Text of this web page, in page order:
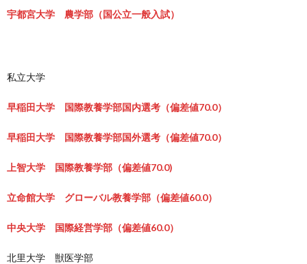
宇都宮大学 農学部（国公立一般入試）
私立大学
早稲田大学 国際教養学部国内選考（偏差値70.0）
早稲田大学 国際教養学部国外選考（偏差値70.0）
上智大学 国際教養学部（偏差値70.0)
立命館大学 グローバル教養学部（偏差値60.0）
中央大学 国際経営学部（偏差値60.0）
北里大学 獣医学部